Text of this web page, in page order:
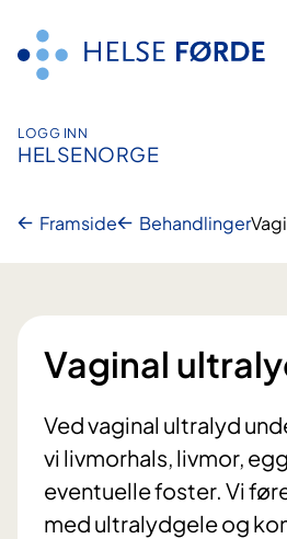
innhald
LOGG INN
HELSENORGE
Framside Behandlinger
Vaginal
Ved vaginal ultralyd
vi livmorhals, livmor,
eventuelle foster. Vi
med ultralydgele og